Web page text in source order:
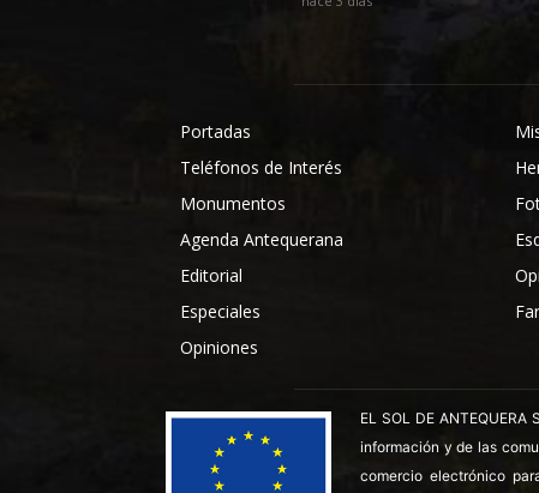
Portadas
Teléfonos de Interés
Monumentos
Agenda Antequerana
Editorial
Especiales
Opiniones
EL SOL DE
información y de las
comercio electrónico